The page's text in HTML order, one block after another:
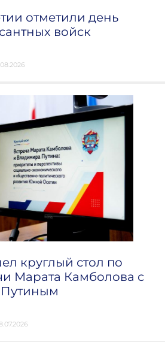
отметили день
войск
круглый стол по
Марата Камболова с